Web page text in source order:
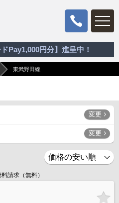
Pay1,000円分】進呈中！
東武野田線
変更
変更
請求（無料）